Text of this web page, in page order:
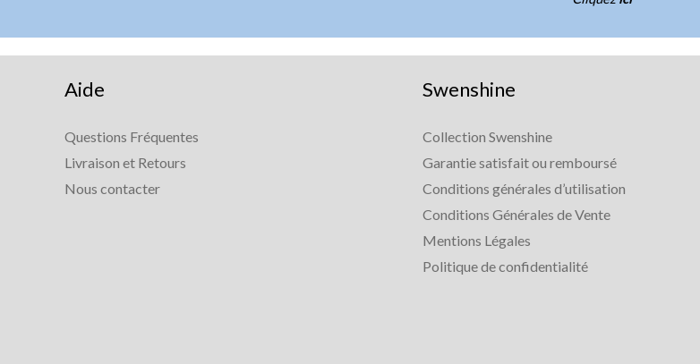
Aide
Questions Fréquentes
Livraison et Retours
Nous contacter
Swenshine
Collection Swenshine
Garantie satisfait ou remboursé
Conditions générales d’utilisation
Conditions Générales de Vente
Mentions Légales
Politique de confidentialité